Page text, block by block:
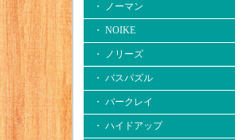
・ ノーマン
・ NOIKE
・ ノリーズ
・ バスパズル
・ バークレイ
・ ハイドアップ